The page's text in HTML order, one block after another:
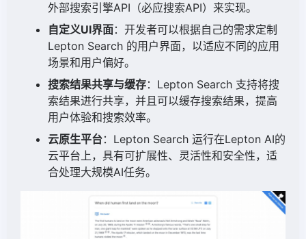
外部搜索引擎API（必应搜索API）来实现。
自定义UI界面：开发者可以根据自己的需求定制
Lepton Search 的用户界面，以适应不同的应用
场景和用户偏好。
搜索结果共享与缓存：Lepton Search 支持将搜
索结果进行共享，并且可以缓存搜索结果，提高
用户体验和搜索效率。
云原生平台：Lepton Search 运行在Lepton AI的
云平台上，具有可扩展性、灵活性和安全性，适
合处理大规模AI任务。